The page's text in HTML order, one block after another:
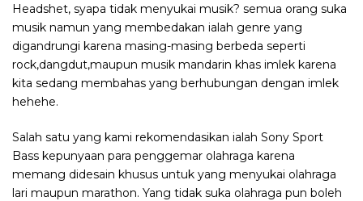
Headshet, syapa tidak menyukai musik? semua orang suka
musik namun yang membedakan ialah genre yang
digandrungi karena masing-masing berbeda seperti
rock,dangdut,maupun musik mandarin khas imlek karena
kita sedang membahas yang berhubungan dengan imlek
hehehe.
Salah satu yang kami rekomendasikan ialah Sony Sport
Bass kepunyaan para penggemar olahraga karena
memang didesain khusus untuk yang menyukai olahraga
lari maupun marathon. Yang tidak suka olahraga pun boleh